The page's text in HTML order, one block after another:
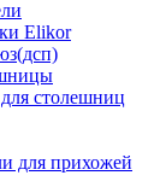
Elikor
столешниц
для прихожей